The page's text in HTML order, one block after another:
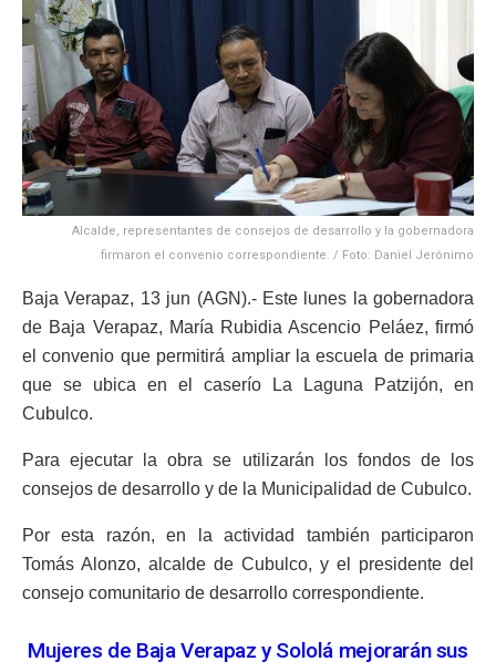
Alcalde, representantes de consejos de desarrollo y la gobernadora
firmaron el convenio correspondiente. / Foto: Daniel Jerónimo
Baja Verapaz, 13 jun (AGN).- Este lunes la gobernadora
de Baja Verapaz, María Rubidia Ascencio Peláez, firmó
el convenio que permitirá ampliar la escuela de primaria
que se ubica en el caserío La Laguna Patzijón, en
Cubulco.
Para ejecutar la obra se utilizarán los fondos de los
consejos de desarrollo y de la Municipalidad de Cubulco.
Por esta razón, en la actividad también participaron
Tomás Alonzo, alcalde de Cubulco, y el presidente del
consejo comunitario de desarrollo correspondiente.
Mujeres de Baja Verapaz y Sololá mejorarán sus